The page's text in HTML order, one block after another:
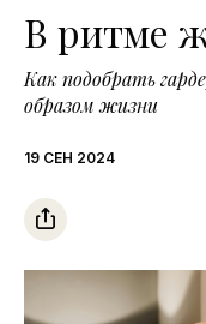
В ритме
Как подобрать
образом жизни
19 СЕН 2024